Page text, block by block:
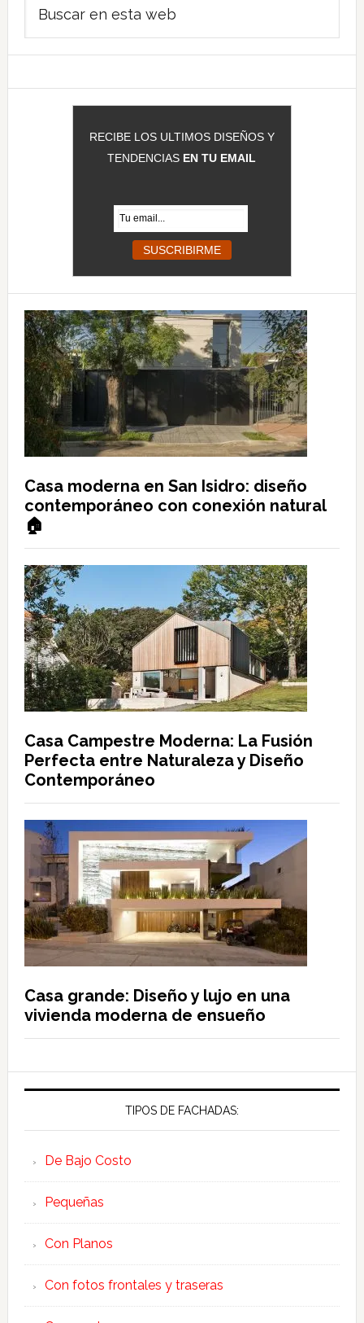
lateral
principal
RECIBE LOS ULTIMOS DISEÑOS Y
TENDENCIAS EN TU EMAIL
Casa moderna en San Isidro: diseño
contemporáneo con conexión natural
🏠
Casa Campestre Moderna: La Fusión
Perfecta entre Naturaleza y Diseño
Contemporáneo
Casa grande: Diseño y lujo en una
vivienda moderna de ensueño
TIPOS DE FACHADAS:
De Bajo Costo
Pequeñas
Con Planos
Con fotos frontales y traseras